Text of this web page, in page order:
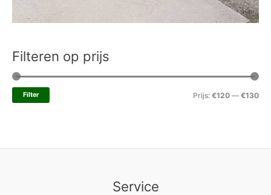
Filteren op prijs
Filter Prijs: €120 — €130
Service